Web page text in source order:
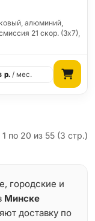
алюминий,
21 скор. (3х7),
р./ мес.
по 20 из 55 (3 стр.)
городские и
Минске
доставку по